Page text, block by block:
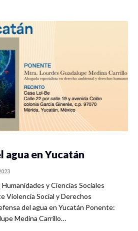
agua en Yucatán
y Ciencias Sociales
Violencia Social y Derechos
del agua en Yucatán Ponente:
Medina Carrillo…